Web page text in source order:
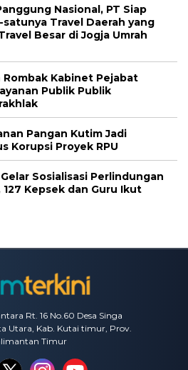
Nasional, PT Siap
satunya Travel Daerah yang
Besar di Jogja Umrah
Kabinet Pejabat
Publik Publik
Pangan Kutim Jadi
Korupsi Proyek RPU
Sosialisasi Perlindungan
Kepsek dan Guru Ikut
Rt. 16 No.60 Desa Singa
Utara, Kab. Kutai timur, Prov.
Timur